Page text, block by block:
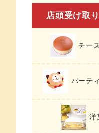
店頭受け取
チー
パーテ
洋